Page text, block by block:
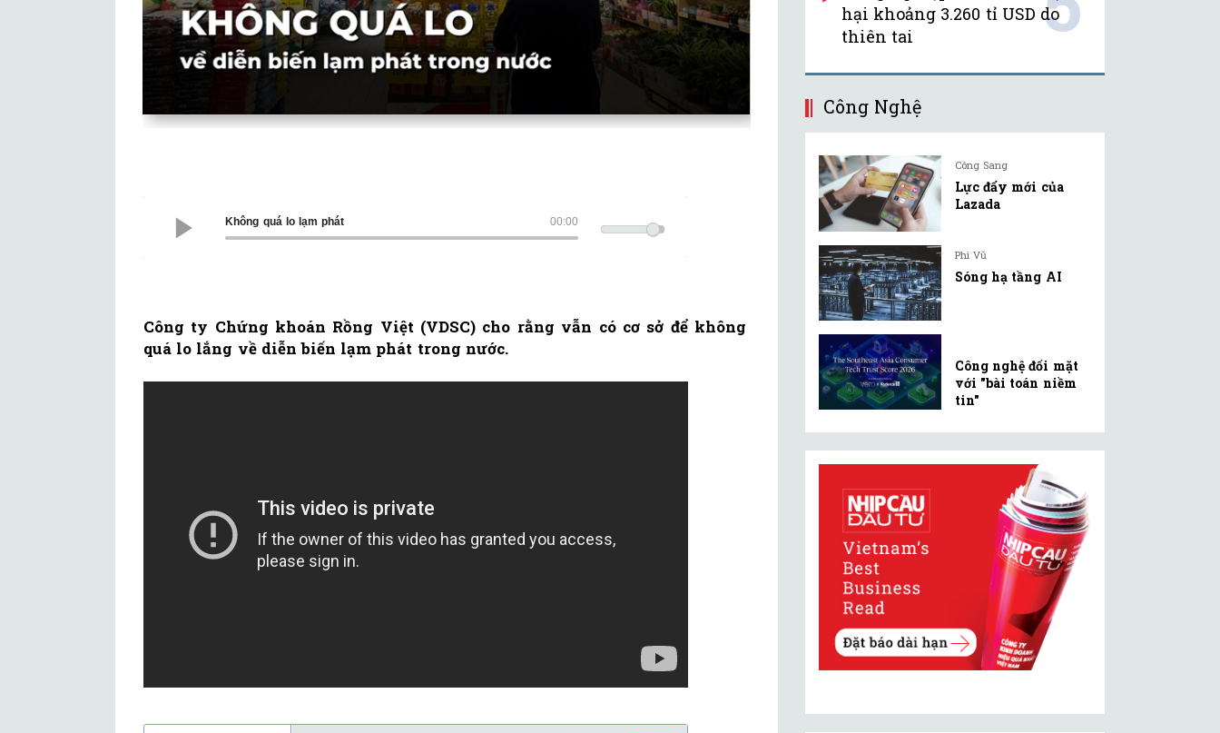
00:00
Không quá lo lạm phát
Công ty Chứng khoán Rồng Việt (VDSC) cho rằng vẫn có cơ sở để không
quá lo lắng về diễn biến lạm phát trong nước.
hại khoảng 3.260 tỉ USD do
thiên tai
Công Nghệ
Công Sang
Lực đẩy mới của
Lazada
Phi Vũ
Sóng hạ tầng AI
Công nghệ đối mặt
với "bài toán niềm
tin"